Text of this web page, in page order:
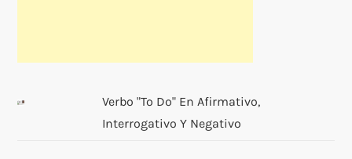
Verbo "to Do" En Afirmativo,
Interrogativo Y Negativo